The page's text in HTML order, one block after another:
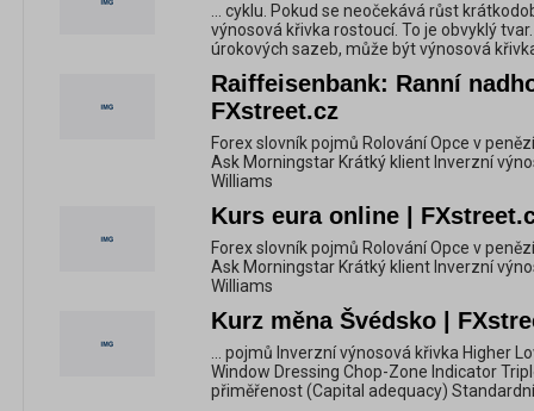
... cyklu. Pokud se neočekává růst
výnosová křivka rostoucí. To je obvyklý
úrokových sazeb, může být výnosová
Raiffeisenbank: Ranní
FXstreet.cz
Forex slovník pojmů Rolování Opce v
Ask Morningstar Krátký klient Inverzní
Williams
Kurs eura online |
Forex slovník pojmů Rolování Opce v
Ask Morningstar Krátký klient Inverzní
Williams
Kurz měna Švédsko |
... pojmů Inverzní výnosová křivka Higher
Window Dressing Chop-Zone Indicator
přiměřenost (Capital adequacy)